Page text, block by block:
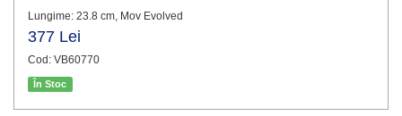
Lungime: 23.8 cm, Mov Evolved
377 Lei
Cod: VB60770
În Stoc